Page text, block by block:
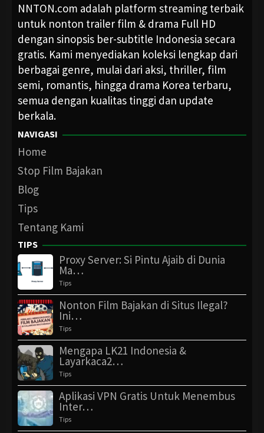
NNTON.com adalah platform streaming terbaik
untuk nonton trailer film & drama Full HD
dengan sinopsis ber-subtitle Indonesia secara
gratis. Kami menyediakan koleksi lengkap dari
berbagai genre, mulai dari aksi, thriller, film
semi, romantis, hingga drama Korea terbaru,
semua dengan kualitas tinggi dan update
berkala.
NAVIGASI
Home
Stop Film Bajakan
Blog
Tips
Tentang Kami
TIPS
Proxy Server: Si Pintu Ajaib di Dunia
Ma…
Tips
Nonton Film Bajakan di Situs Ilegal?
Ini…
Tips
Mengapa LK21 Indonesia &
Layarkaca2…
Tips
Aplikasi VPN Gratis Untuk Menembus
Inter…
Tips